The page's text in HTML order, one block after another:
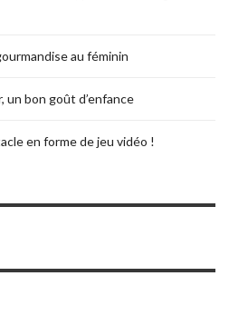
au féminin
un bon goût d’enfance
en forme de jeu vidéo !